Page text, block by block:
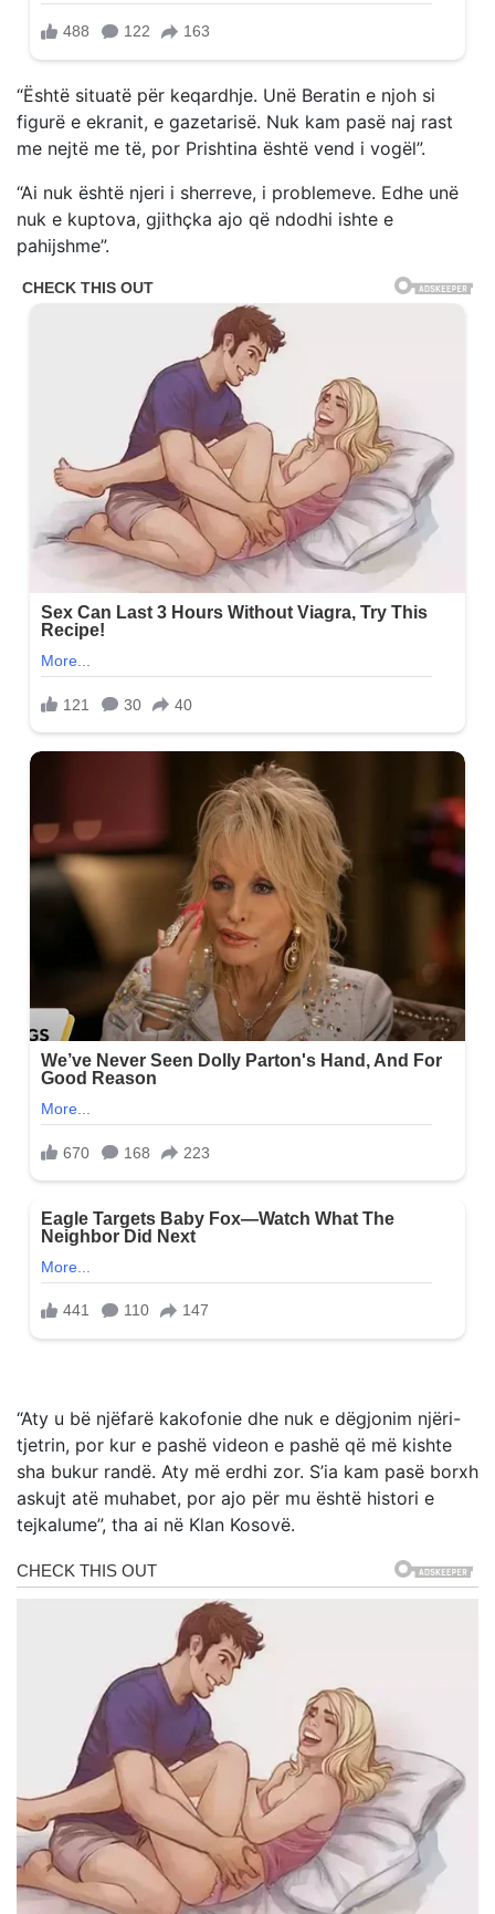
“Është situatë për keqardhje. Unë Beratin e njoh si
figurë e ekranit, e gazetarisë. Nuk kam pasë naj rast
me nejtë me të, por Prishtina është vend i vogël”.
“Ai nuk është njeri i sherreve, i problemeve. Edhe unë
nuk e kuptova, gjithçka ajo që ndodhi ishte e
pahijshme”.
“Aty u bë njëfarë kakofonie dhe nuk e dëgjonim njëri-
tjetrin, por kur e pashë videon e pashë që më kishte
sha bukur randë. Aty më erdhi zor. S’ia kam pasë borxh
askujt atë muhabet, por ajo për mu është histori e
tejkalume”, tha ai në Klan Kosovë.